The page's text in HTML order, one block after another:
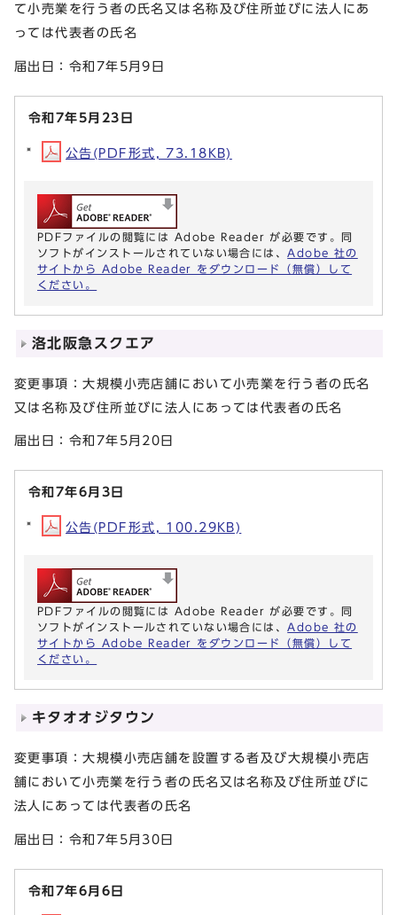
て小売業を行う者の氏名又は名称及び住所並びに法人にあ
っては代表者の氏名
届出日：令和7年5月9日
令和7年5月23日
公告(PDF形式, 73.18KB)
PDFファイルの閲覧には Adobe Reader が必要です。同
ソフトがインストールされていない場合には、 Adobe 社の
サイトから Adobe Reader をダウンロード（無償）して
ください。
洛北阪急スクエア
変更事項：大規模小売店舗において小売業を行う者の氏名
又は名称及び住所並びに法人にあっては代表者の氏名
届出日：令和7年5月20日
令和7年6月3日
公告(PDF形式, 100.29KB)
PDFファイルの閲覧には Adobe Reader が必要です。同
ソフトがインストールされていない場合には、 Adobe 社の
サイトから Adobe Reader をダウンロード（無償）して
ください。
キタオオジタウン
変更事項：大規模小売店舗を設置する者及び大規模小売店
舗において小売業を行う者の氏名又は名称及び住所並びに
法人にあっては代表者の氏名
届出日：令和7年5月30日
令和7年6月6日